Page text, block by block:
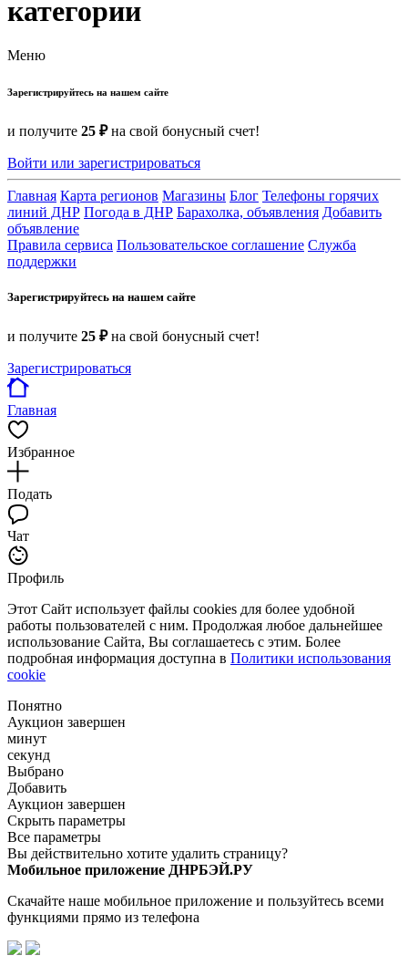
категории
Меню
Зарегистрируйтесь на нашем сайте
и получите 25 ₽на свой бонусный счет!
Войти или зарегистрироваться
Главная Карта регионов Магазины Блог Телефоны горячих
линий ДНР Погода в ДНР Барахолка, объявления Добавить
объявление
Правила сервиса Пользовательское соглашение Служба
поддержки
Зарегистрируйтесь на нашем сайте
и получите 25 ₽на свой бонусный счет!
Зарегистрироваться
Главная
Избранное
Подать
Чат
Профиль
Этот Сайт использует файлы cookies для более удобной
работы пользователей с ним. Продолжая любое дальнейшее
использование Сайта, Вы соглашаетесь с этим. Более
подробная информация доступна в Политики использования
cookie
Понятно
Аукцион завершен
минут
секунд
Выбрано
Добавить
Аукцион завершен
Скрыть параметры
Все параметры
Вы действительно хотите удалить страницу?
Мобильное приложение ДНРБЭЙ.РУ
Скачайте наше мобильное приложение и пользуйтесь всеми
функциями прямо из телефона